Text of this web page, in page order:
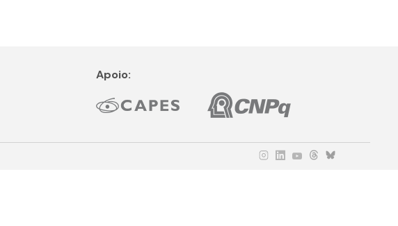
Apoio: